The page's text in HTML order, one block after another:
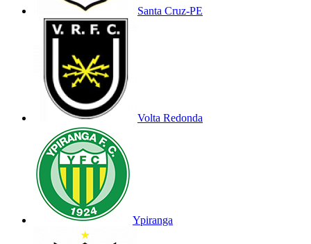
Santa Cruz-PE
Volta Redonda
Ypiranga